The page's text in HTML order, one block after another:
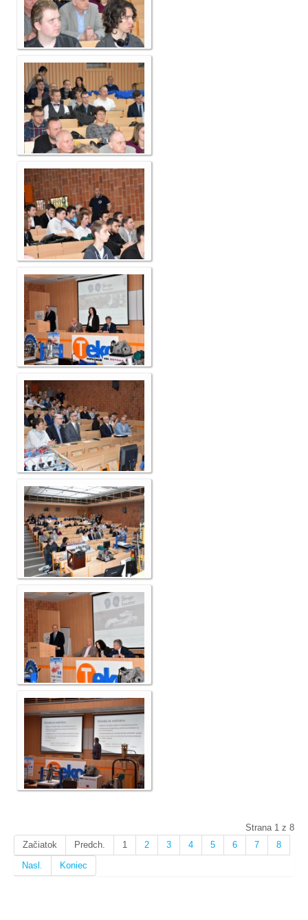
Strana 1 z 8
Začiatok
Predch. 1 2 3 4 5 6 7
8
Nasl.
Koniec